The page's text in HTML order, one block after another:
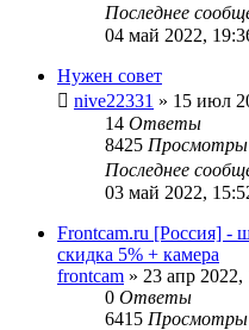
Последнее
04 май 2022,
Нужен совет
nive22331 » 15 июл
14 Ответы
8425 Просмотры
Последнее
03 май 2022,
Frontcam.ru [Россия] -
скидка 5% + камера
frontcam » 23 апр 2022,
0 Ответы
6415 Просмотры